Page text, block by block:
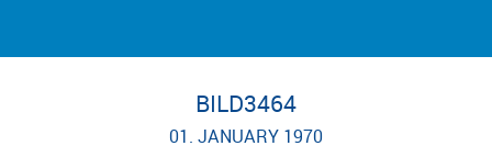
BILD3464
01. JANUARY 1970